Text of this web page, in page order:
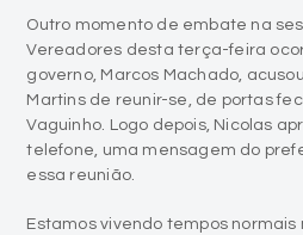
Outro momento de embate na
Vereadores desta terça-feira
governo, Marcos Machado,
Martins de reunir-se, de portas
Vaguinho. Logo depois, Nicolas
telefone, uma mensagem do
essa reunião.
Estamos vivendo tempos normais